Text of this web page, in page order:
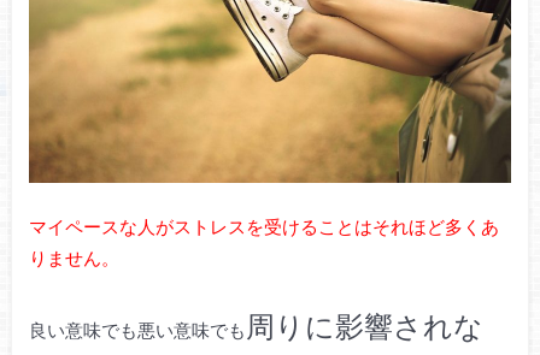
マイペースな人がストレスを受けることはそれほど多くあ
りません。
良い意味でも悪い意味でも 周りに影響されな